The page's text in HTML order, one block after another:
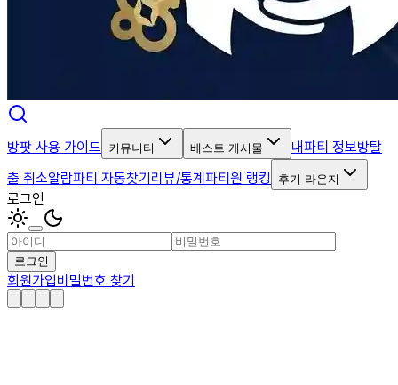
방팟 사용 가이드 커뮤니티 베스트 게시물 내파티 정보방탈
출 취소알람파티 자동찾기리뷰/통계파티원 랭킹 후기 라운지
로그인
로그인
회원가입비밀번호 찾기